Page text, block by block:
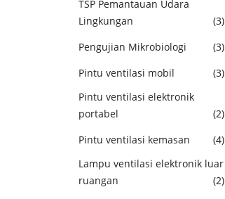
TSP Pemantauan Udara
Lingkungan
(3)
Pengujian Mikrobiologi
(3)
Pintu ventilasi mobil
(3)
Pintu ventilasi elektronik
portabel
(2)
Pintu ventilasi kemasan
(4)
Lampu ventilasi elektronik luar
ruangan
(2)